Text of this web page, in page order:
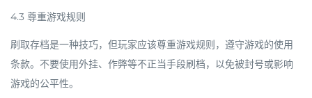
4.3 尊重游戏规则
刷取存档是一种技巧，但玩家应该尊重游戏规则，遵守游戏的使用
条款。不要使用外挂、作弊等不正当手段刷档，以免被封号或影响
游戏的公平性。